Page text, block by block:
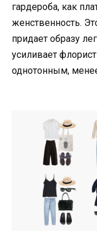
гардероба, как
женственность.
придает образу
усиливает
однотонным,